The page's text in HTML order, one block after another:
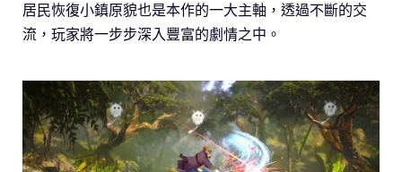
居民恢復小鎮原貌也是本作的一大主軸，透過不斷的交
流，玩家將一步步深入豐富的劇情之中。